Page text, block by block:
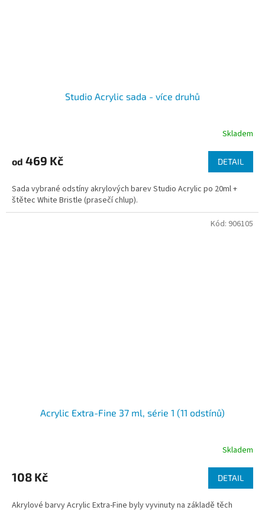
Studio Acrylic sada - více druhů
Skladem
od 469 Kč DETAIL
Sada vybrané odstíny akrylových barev Studio Acrylic po 20ml +
štětec White Bristle (prasečí chlup).
Acrylic Extra-Fine 37 ml, série 1 (11 odstínů)
Skladem
108 Kč DETAIL
Akrylové barvy Acrylic Extra-Fine byly vyvinuty na základě těch
Kód: 906105